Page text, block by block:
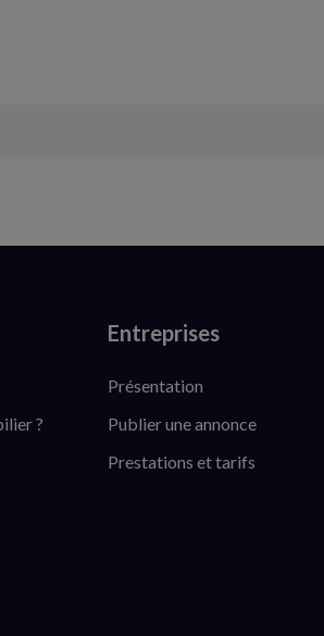
?
Entreprises
Présentation
Publier une annonce
Prestations et tarifs